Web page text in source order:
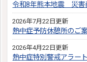
令和8年熊本地震 災害
2026年7月22日更新
熱中症予防休憩所のご
2026年4月22日更新
熱中症特別警戒アラー